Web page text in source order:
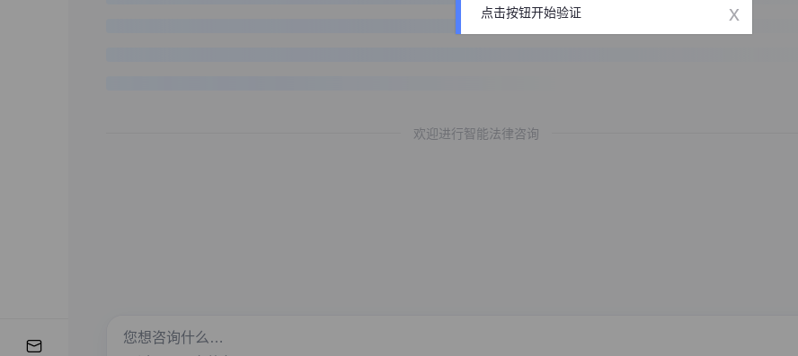
欢迎进行智能法律咨询
点击按钮开始验证 x